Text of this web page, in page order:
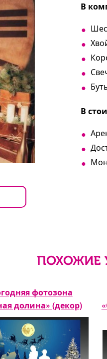
В
В
ПОХОЖИЕ
фотозона
долина» (декор)